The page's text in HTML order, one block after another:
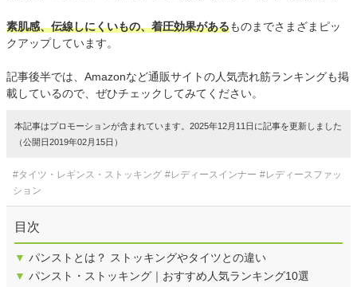
素肌感、伝線しにくいもの、着圧効果があるものまでさまざまピッ
クアップしています。
記事後半では、Amazonなど通販サイトの人気売れ筋ランキングも掲
載しているので、ぜひチェックしてみてください。
本記事はプロモーションが含まれています。2025年12月11日に記事を更新しました
（公開日2019年02月15日）
#タイツ・レギンス・ストッキング #レディースインナー #レディースファッ
ション
目次
▼ パンストとは？ ストッキングやタイツとの違い
▼ パンスト・ストッキング｜おすすめ人気ランキング10選